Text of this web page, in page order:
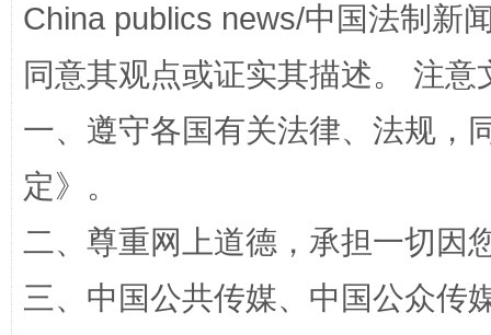
全民健身五年计划来了！等你上场
阿坝州三大球赛在茂县开幕 规模
China publics news/中国法制新
同意其观点或证实其描述。 注
一、遵守各国有关法律、法规，
定》。
二、尊重网上道德，承担一切因
三、中国公共传媒、中国公众传